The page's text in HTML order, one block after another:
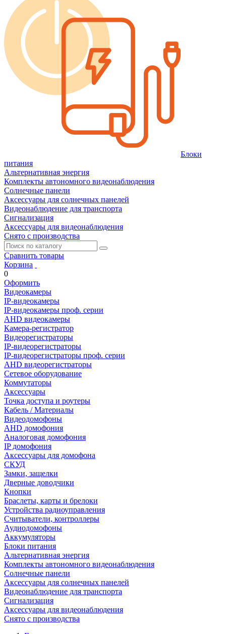
Блоки
питания
Альтернативная энергия
Комплекты автономного видеонаблюдения
Солнечные панели
Аксессуары для солнечных панелей
Видеонаблюдение для транспорта
Сигнализация
Аксессуары для видеонаблюдения
Снято с производства
Сравнить товары
Корзина
0
Оформить
Видеокамеры
IP-видеокамеры
IP-видеокамеры проф. серии
AHD видеокамеры
Камера-регистратор
Видеорегистраторы
IP-видеорегистраторы
IP-видеорегистраторы проф. серии
AHD видеорегистраторы
Сетевое оборудование
Коммутаторы
Аксессуары
Точка доступа и роутеры
Кабель / Материалы
Видеодомофоны
AHD домофония
Аналоговая домофония
IP домофония
Аксессуары для домофона
СКУД
Замки, защелки
Дверные доводчики
Кнопки
Браслеты, карты и брелоки
Устройства радиоуправления
Считыватели, контроллеры
Аудиодомофоны
Аккумуляторы
Блоки питания
Альтернативная энергия
Комплекты автономного видеонаблюдения
Солнечные панели
Аксессуары для солнечных панелей
Видеонаблюдение для транспорта
Сигнализация
Аксессуары для видеонаблюдения
Снято с производства